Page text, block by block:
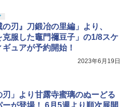
の刃』刀鍛冶の里編」より、
克服した竈門禰豆子」の1/8スケ
ュアが予約開始！
2023年6月19日
刃」より甘露寺蜜璃のぬーどる